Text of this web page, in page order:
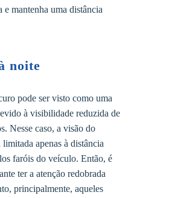
e mantenha uma distância
noite
pode ser visto como uma
à visibilidade reduzida de
Nesse caso, a visão do
apenas à distância
faróis do veículo. Então, é
ter a atenção redobrada
principalmente, aqueles